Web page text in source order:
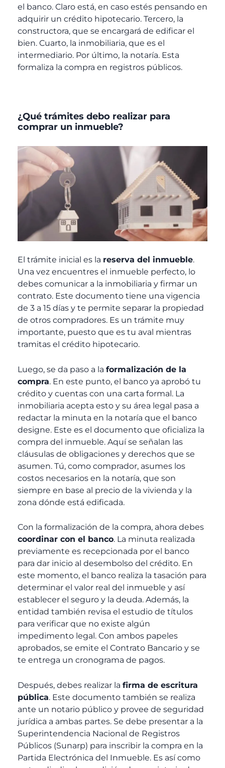
el banco. Claro está, en caso estés pensando en
adquirir un crédito hipotecario. Tercero, la
constructora, que se encargará de edificar el
bien. Cuarto, la inmobiliaria, que es el
intermediario. Por último, la notaría. Esta
formaliza la compra en registros públicos.
¿Qué trámites debo realizar para
comprar un inmueble?
El trámite inicial es la reserva del inmueble.
Una vez encuentres el inmueble perfecto, lo
debes comunicar a la inmobiliaria y firmar un
contrato. Este documento tiene una vigencia
de 3 a 15 días y te permite separar la propiedad
de otros compradores. Es un trámite muy
importante, puesto que es tu aval mientras
tramitas el crédito hipotecario.
Luego, se da paso a la formalización de la
compra. En este punto, el banco ya aprobó tu
crédito y cuentas con una carta formal. La
inmobiliaria acepta esto y su área legal pasa a
redactar la minuta en la notaría que el banco
designe. Este es el documento que oficializa la
compra del inmueble. Aquí se señalan las
cláusulas de obligaciones y derechos que se
asumen. Tú, como comprador, asumes los
costos necesarios en la notaría, que son
siempre en base al precio de la vivienda y la
zona dónde está edificada.
Con la formalización de la compra, ahora debes
coordinar con el banco. La minuta realizada
previamente es recepcionada por el banco
para dar inicio al desembolso del crédito. En
este momento, el banco realiza la tasación para
determinar el valor real del inmueble y así
establecer el seguro y la deuda. Además, la
entidad también revisa el estudio de títulos
para verificar que no existe algún
impedimento legal. Con ambos papeles
aprobados, se emite el Contrato Bancario y se
te entrega un cronograma de pagos.
Después, debes realizar la firma de escritura
pública. Este documento también se realiza
ante un notario público y provee de seguridad
jurídica a ambas partes. Se debe presentar a la
Superintendencia Nacional de Registros
Públicos (Sunarp) para inscribir la compra en la
Partida Electrónica del Inmueble. Es así como